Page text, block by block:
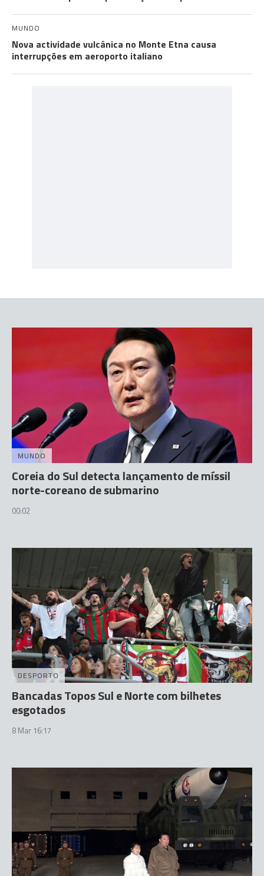
MUNDO
Nova actividade vulcânica no Monte Etna causa
interrupções em aeroporto italiano
MUNDO
Coreia do Sul detecta lançamento de míssil
norte-coreano de submarino
00:02
DESPORTO
Bancadas Topos Sul e Norte com bilhetes
esgotados
8 Mar 16:17